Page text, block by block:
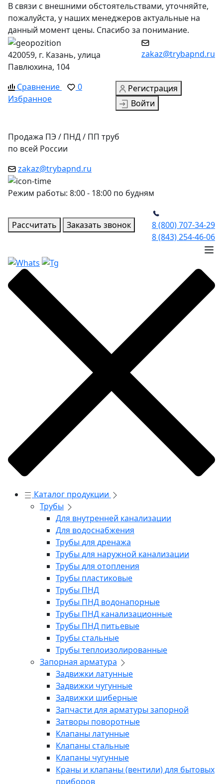
В связи с внешними обстоятельствами, уточняйте,
пожалуйста, у наших менеджеров актуальные на
данный момент цены. Спасибо за понимание.
420059, г. Казань, улица
Павлюхина, 104
zakaz@trybapnd.ru
Сравнение
0
Избранное
Регистрация
Войти
Продажа ПЭ / ПНД / ПП труб
по всей России
zakaz@trybapnd.ru
Режим работы: 8:00 - 18:00 по будням
Рассчитать Заказать звонок
8 (800) 707-34-29
8 (843) 254-46-06
Каталог продукции
Трубы
Для внутренней канализации
Для водоснабжения
Трубы для дренажа
Трубы для наружной канализации
Трубы для отопления
Трубы пластиковые
Трубы ПНД
Трубы ПНД водонапорные
Трубы ПНД канализационные
Трубы ПНД питьевые
Трубы стальные
Трубы теплоизолированные
Запорная арматура
Задвижки латунные
Задвижки чугунные
Задвижки шиберные
Запчасти для арматуры запорной
Затворы поворотные
Клапаны латунные
Клапаны стальные
Клапаны чугунные
Краны и клапаны (вентили) для бытовых
приборов